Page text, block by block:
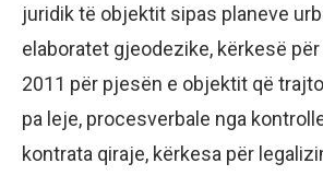
juridik të objektit sipas planeve
elaboratet gjeodezike, kërkesë
2011 për pjesën e objektit që
pa leje, procesverbale nga
kontrata qiraje, kërkesa për